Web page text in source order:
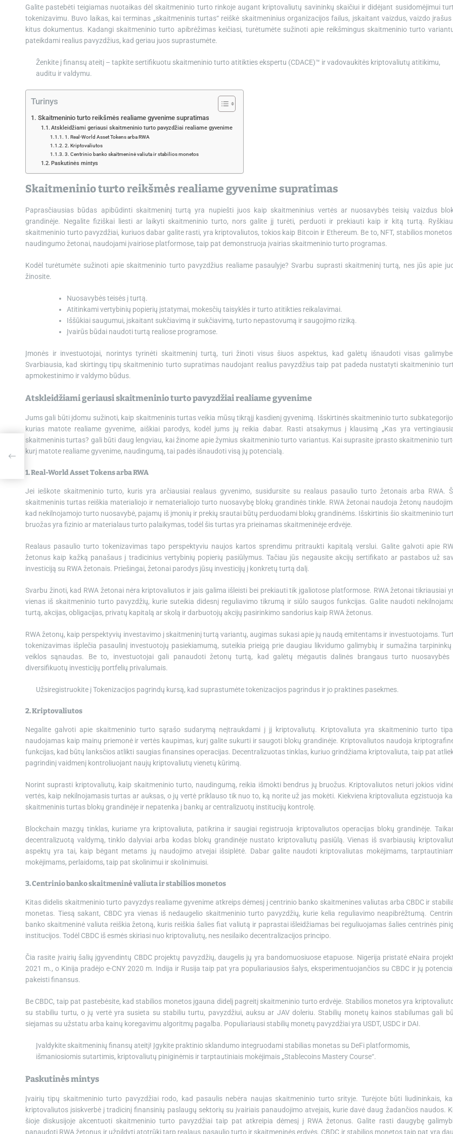
Galite pastebėti teigiamas nuotaikas dėl skaitmeninio turto rinkoje augant kriptovaliutų savininkų skaičiui ir didėjant susidomėjimui
tokenizavimu. Buvo laikas, kai terminas „skaitmeninis turtas“ reiškė skaitmeninius organizacijos failus, įskaitant vaizdus, ​​vaizdo
kitus dokumentus. Kadangi skaitmeninio turto apibrėžimas keičiasi, turėtumėte sužinoti apie reikšmingus skaitmeninio turto
pateikdami realius pavyzdžius, kad geriau juos suprastumėte.
Ženkite į finansų ateitį – tapkite sertifikuotu skaitmeninio turto atitikties ekspertu (CDACE)™ ir vadovaukitės kriptovaliutų atitikimu,
auditu ir valdymu.
Turinys
Skaitmeninio turto reikšmės realiame gyvenime supratimas
Atskleidžiami geriausi skaitmeninio turto pavyzdžiai realiame gyvenime
1. Real-World Asset Tokens arba RWA
2. Kriptovaliutos
3. Centrinio banko skaitmeninė valiuta ir stabilios monetos
Paskutinės mintys
Skaitmeninio turto reikšmės realiame gyvenime supratimas
Paprasčiausias būdas apibūdinti skaitmeninį turtą yra nupiešti juos kaip skaitmeninius vertės ar nuosavybės teisių vaizdus
grandinėje. Negalite fiziškai liesti ar laikyti skaitmeninio turto, nors galite jį turėti, perduoti ir prekiauti kaip ir kitą turtą.
skaitmeninio turto pavyzdžiai, kuriuos dabar galite rasti, yra kriptovaliutos, tokios kaip Bitcoin ir Ethereum. Be to, NFT, stabilios
naudingumo žetonai, naudojami įvairiose platformose, taip pat demonstruoja įvairias skaitmeninio turto programas.
Kodėl turėtumėte sužinoti apie skaitmeninio turto pavyzdžius realiame pasaulyje? Svarbu suprasti skaitmeninį turtą, nes jūs apie
žinosite.
Nuosavybės teisės į turtą.
Atitinkami vertybinių popierių įstatymai, mokesčių taisyklės ir turto atitikties reikalavimai.
Iššūkiai saugumui, įskaitant sukčiavimą ir sukčiavimą, turto nepastovumą ir saugojimo riziką.
Įvairūs būdai naudoti turtą realiose programose.
Įmonės ir investuotojai, norintys tyrinėti skaitmeninį turtą, turi žinoti visus šiuos aspektus, kad galėtų išnaudoti visas
Svarbiausia, kad skirtingų tipų skaitmeninio turto supratimas naudojant realius pavyzdžius taip pat padeda nustatyti skaitmeninio
apmokestinimo ir valdymo būdus.
Atskleidžiami geriausi skaitmeninio turto pavyzdžiai realiame gyvenime
Jums gali būti įdomu sužinoti, kaip skaitmeninis turtas veikia mūsų tikrąjį kasdienį gyvenimą. Išskirtinės skaitmeninio turto
kurias matote realiame gyvenime, aiškiai parodys, kodėl jums jų reikia dabar. Rasti atsakymus į klausimą „Kas yra
skaitmeninis turtas? gali būti daug lengviau, kai žinome apie žymius skaitmeninio turto variantus. Kai suprasite įprasto skaitmeninio
kurį matote realiame gyvenime, naudingumą, tai padės išnaudoti visą jų potencialą.
1. Real-World Asset Tokens arba RWA
Jei ieškote skaitmeninio turto, kuris yra arčiausiai realaus gyvenimo, susidursite su realaus pasaulio turto žetonais arba RWA.
skaitmeninis turtas reiškia materialiojo ir nematerialiojo turto nuosavybę blokų grandinės tinkle. RWA žetonai naudoja žetonų
kad nekilnojamojo turto nuosavybė, pajamų iš įmonių ir prekių srautai būtų perduodami blokų grandinėms. Išskirtinis šio skaitmeninio
bruožas yra fizinio ar materialaus turto palaikymas, todėl šis turtas yra prieinamas skaitmeninėje erdvėje.
Realaus pasaulio turto tokenizavimas tapo perspektyviu naujos kartos sprendimu pritraukti kapitalą verslui. Galite galvoti apie
žetonus kaip kažką panašaus į tradicinius vertybinių popierių pasiūlymus. Tačiau jūs negausite akcijų sertifikato ar pastabos už
investiciją su RWA žetonais. Priešingai, žetonai parodys jūsų investicijų į konkretų turtą dalį.
Svarbu žinoti, kad RWA žetonai nėra kriptovaliutos ir jais galima išleisti bei prekiauti tik įgaliotose platformose. RWA žetonai tikriausiai
vienas iš skaitmeninio turto pavyzdžių, kurie suteikia didesnį reguliavimo tikrumą ir siūlo saugos funkcijas. Galite naudoti
turtą, akcijas, obligacijas, privatų kapitalą ar skolą ir darbuotojų akcijų pasirinkimo sandorius kaip RWA žetonus.
RWA žetonų, kaip perspektyvių investavimo į skaitmeninį turtą variantų, augimas sukasi apie jų naudą emitentams ir investuotojams.
tokenizavimas išplečia pasaulinį investuotojų pasiekiamumą, suteikia prieigą prie daugiau likvidumo galimybių ir sumažina
veiklos sąnaudas. Be to, investuotojai gali panaudoti žetonų turtą, kad galėtų mėgautis dalinės brangaus turto nuosavybės
diversifikuotų investicijų portfelių privalumais.
Užsiregistruokite į Tokenizacijos pagrindų kursą, kad suprastumėte tokenizacijos pagrindus ir jo praktines pasekmes.
2. Kriptovaliutos
Negalite galvoti apie skaitmeninio turto sąrašo sudarymą neįtraukdami į jį kriptovaliutų. Kriptovaliuta yra skaitmeninio turto
naudojamas kaip mainų priemonė ir vertės kaupimas, kurį galite sukurti ir saugoti blokų grandinėje. Kriptovaliutos naudoja
funkcijas, kad būtų lanksčios atlikti saugias finansines operacijas. Decentralizuotas tinklas, kuriuo grindžiama kriptovaliuta, taip pat
pagrindinį vaidmenį kontroliuojant naujų kriptovaliutų vienetų kūrimą.
Norint suprasti kriptovaliutų, kaip skaitmeninio turto, naudingumą, reikia išmokti bendrus jų bruožus. Kriptovaliutos neturi jokios
vertės, kaip nekilnojamasis turtas ar auksas, o jų vertė priklauso tik nuo to, ką norite už jas mokėti. Kiekviena kriptovaliuta egzistuoja
skaitmeninis turtas blokų grandinėje ir nepatenka į bankų ar centralizuotų institucijų kontrolę.
Blockchain mazgų tinklas, kuriame yra kriptovaliuta, patikrina ir saugiai registruoja kriptovaliutos operacijas blokų grandinėje.
decentralizuotą valdymą, tinklo dalyviai arba kodas blokų grandinėje nustato kriptovaliutų pasiūlą. Vienas iš svarbiausių
aspektų yra tai, kaip bėgant metams jų naudojimo atvejai išsiplėtė. Dabar galite naudoti kriptovaliutas mokėjimams,
mokėjimams, perlaidoms, taip pat skolinimui ir skolinimuisi.
3. Centrinio banko skaitmeninė valiuta ir stabilios monetos
Kitas didelis skaitmeninio turto pavyzdys realiame gyvenime atkreips dėmesį į centrinio banko skaitmenines valiutas arba CBDC ir
monetas. Tiesą sakant, CBDC yra vienas iš nedaugelio skaitmeninio turto pavyzdžių, kurie kelia reguliavimo neapibrėžtumą.
banko skaitmeninė valiuta reiškia žetoną, kuris reiškia šalies fiat valiutą ir paprastai išleidžiamas bei reguliuojamas šalies centrinės
institucijos. Todėl CBDC iš esmės skiriasi nuo kriptovaliutų, nes nesilaiko decentralizacijos principo.
Čia rasite įvairių šalių įgyvendintų CBDC projektų pavyzdžių, daugelis jų yra bandomuosiuose etapuose. Nigerija pristatė eNaira
2021 m., o Kinija pradėjo e-CNY 2020 m. Indija ir Rusija taip pat yra populiariausios šalys, eksperimentuojančios su CBDC ir jų
pakeisti finansus.
Be CBDC, taip pat pastebėsite, kad stabilios monetos įgauna didelį pagreitį skaitmeninio turto erdvėje. Stabilios monetos yra
su stabiliu turtu, o jų vertė yra susieta su stabiliu turtu, pavyzdžiui, auksu ar JAV doleriu. Stabilių monetų kainos stabilumas gali
siejamas su užstatu arba kainų koregavimu algoritmų pagalba. Populiariausi stabilių monetų pavyzdžiai yra USDT, USDC ir DAI.
Įvaldykite skaitmeninių finansų ateitį! Įgykite praktinio sklandumo integruodami stabilias monetas su DeFi platformomis,
išmaniosiomis sutartimis, kriptovaliutų piniginėmis ir tarptautiniais mokėjimais „Stablecoins Mastery Course“.
Paskutinės mintys
Įvairių tipų skaitmeninio turto pavyzdžiai rodo, kad pasaulis nebėra naujas skaitmeninio turto srityje. Turėjote būti liudininkais,
kriptovaliutos įsiskverbė į tradicinį finansinių paslaugų sektorių su įvairiais panaudojimo atvejais, kurie davė daug žadančios naudos.
šioje diskusijoje akcentuoti skaitmeninio turto pavyzdžiai taip pat atkreipia dėmesį į RWA žetonus. Galite rasti daugybę
panaudoti RWA žetonus ir užpildyti atotrūkį tarp realaus pasaulio turto ir skaitmeninės erdvės. CBDC ir stabilios monetos taip pat yra